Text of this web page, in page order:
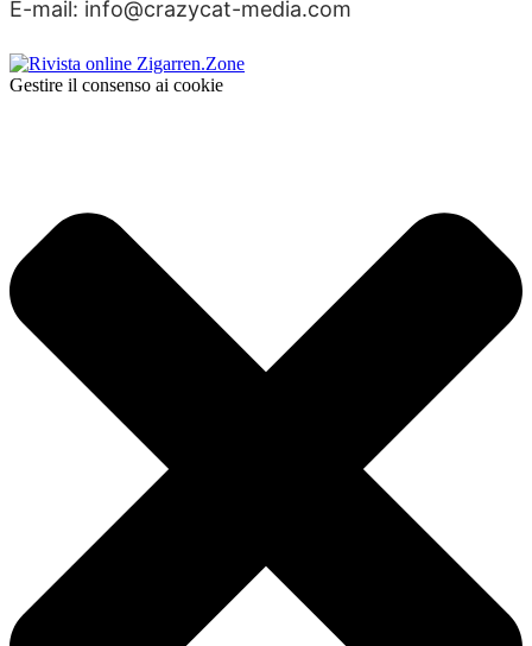
E-mail: info@crazycat-media.com
Gestire il consenso ai cookie